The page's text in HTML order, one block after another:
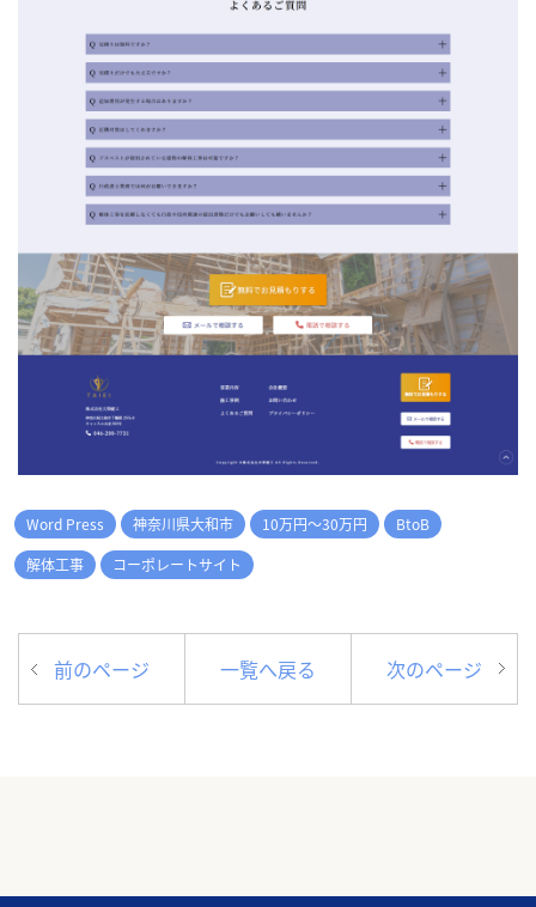
Word Press 神奈川県大和市 10万円～30万円
BtoB
解体工事
コーポレートサイト
前のページ 一覧へ戻る 次のページ